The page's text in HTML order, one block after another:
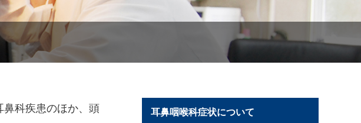
鼻科疾患のほか、頭
耳鼻咽喉科症状について